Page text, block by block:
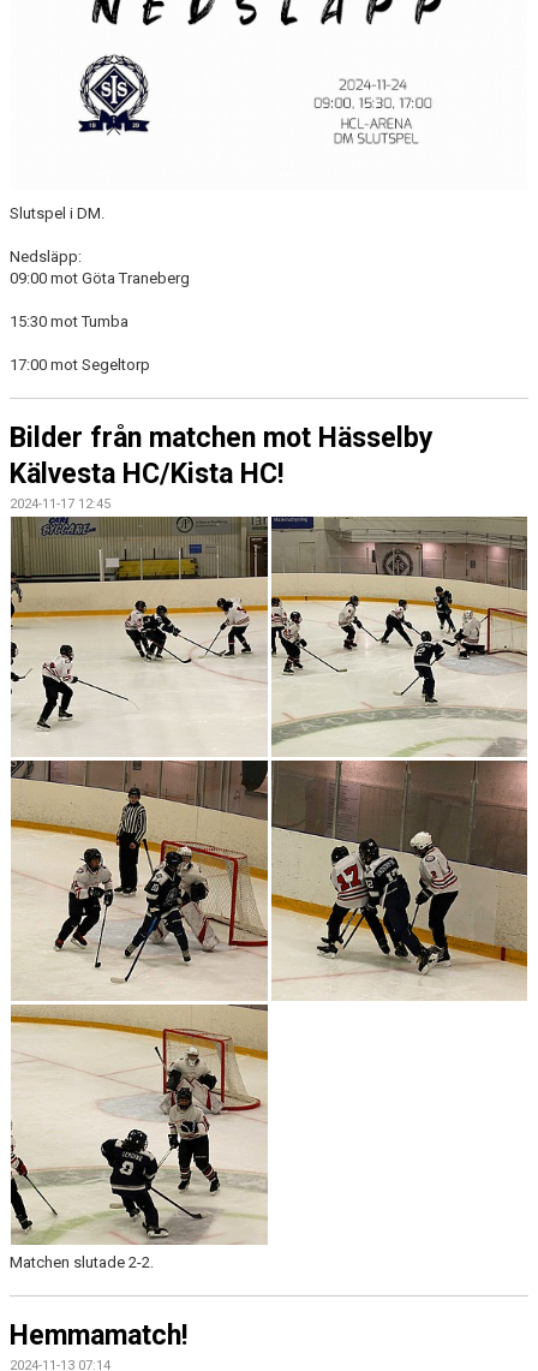
Slutspel i DM.
Nedsläpp:
09:00 mot Göta Traneberg
15:30 mot Tumba
17:00 mot Segeltorp
Bilder från matchen mot Hässelby
Kälvesta HC/Kista HC!
2024-11-17 12:45
Matchen slutade 2-2.
Hemmamatch!
2024-11-13 07:14